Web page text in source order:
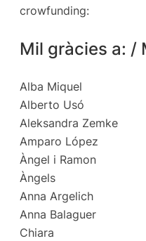
crowfunding:
Mil gràcies a: /
Alba Miquel
Alberto Usó
Aleksandra Zemke
Amparo López
Àngel i Ramon
Àngels
Anna Argelich
Anna Balaguer
Chiara